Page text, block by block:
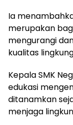
Ia
merupakan
mengurangi
kualitas
Kepala SMK
edukasi
ditanamkan
menjaga